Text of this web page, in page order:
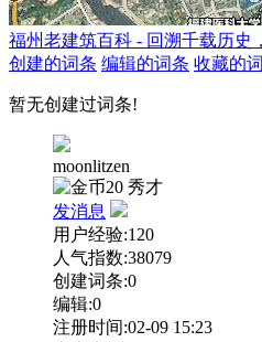
福州老建筑百科 - 回溯千载历史
创建的词条 编辑的词条 收藏的
暂无创建过词条!
moonlitzen
20 秀才
发消息
用户经验:120
人气指数:38079
创建词条:0
编辑:0
注册时间:02-09 15:23